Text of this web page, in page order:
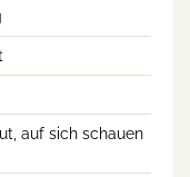
auf sich schauen